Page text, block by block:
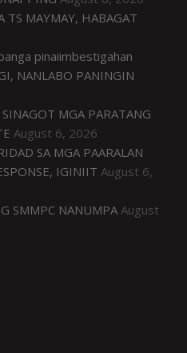
TS MAYMAY, HABAGAT
pinaiimbestigahan
NANLABO PANINGIN
MGA PARATANG
August 6, 2026
SA MGA PAARALAN
IGINIIT August 6,
SMMPC NANUMPA August